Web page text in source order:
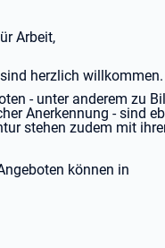
Arbeit,
herzlich willkommen.
- unter anderem zu
Anerkennung - sind
stehen zudem mit
können in